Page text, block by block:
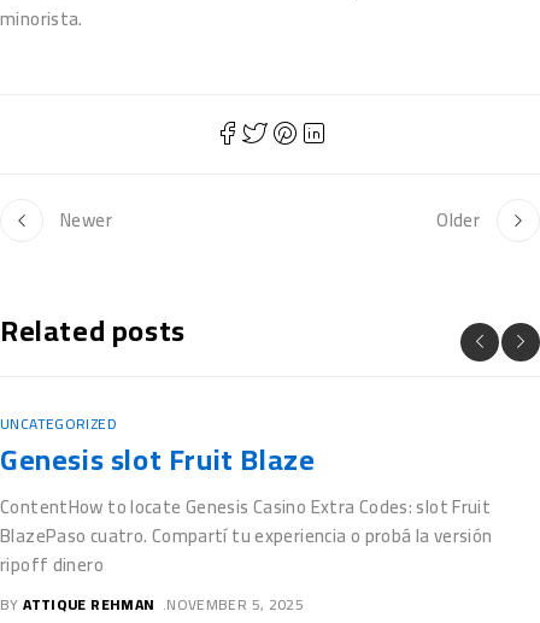
minorista.
Newer Older
Related posts
UNCATEGORIZED
Free casino Guts $100 free spins Slots
On the internet Gamble Vegas Video slot
for fun
BlogsCasino Guts $100 free spins: Really does Giovanni’s Jewels
Offer 100 percent free Spins?Raging Rhino Megaways Out of